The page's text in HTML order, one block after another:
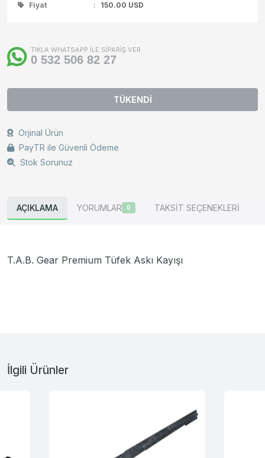
Fiyat : 150.00 USD
TIKLA WHATSAPP İLE SİPARİŞ VER
0 532 506 82 27
TÜKENDİ
Orjinal Ürün
PayTR ile Güvenli Ödeme
Stok Sorunuz
AÇIKLAMA YORUMLAR 0 TAKSİT SEÇENEKLERİ
T.A.B. Gear Premium Tüfek Askı Kayışı
İlgili Ürünler